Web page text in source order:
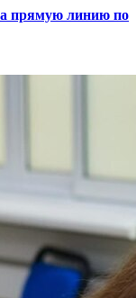
прямую линию по